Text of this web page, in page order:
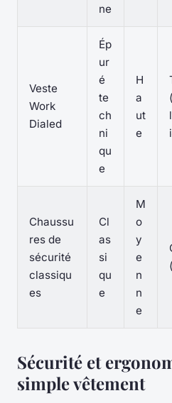
ne
Veste
Work
Dialed
Ép
ur
é
te
ch
ni
qu
e
H
a
ut
e
Chaussu
res de
sécurité
classiqu
es
Cl
as
si
qu
e
M
o
y
e
n
n
e
Sécurité et
simple vêtement